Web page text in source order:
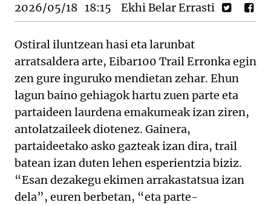
2026/05/18 18:15 Ekhi Belar Errasti
Ostiral iluntzean hasi eta larunbat
arratsaldera arte, Eibar100 Trail Erronka egin
zen gure inguruko mendietan zehar. Ehun
lagun baino gehiagok hartu zuen parte eta
partaideen laurdena emakumeak izan ziren,
antolatzaileek diotenez. Gainera,
partaideetako asko gazteak izan dira, trail
batean izan duten lehen esperientzia biziz.
“Esan dezakegu ekimen arrakastatsua izan
dela”, euren berbetan, “eta parte-